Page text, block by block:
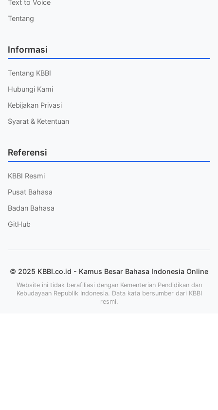
Text to Voice
Tentang
Informasi
Tentang KBBI
Hubungi Kami
Kebijakan Privasi
Syarat & Ketentuan
Referensi
KBBI Resmi
Pusat Bahasa
Badan Bahasa
GitHub
© 2025 KBBI.co.id - Kamus Besar Bahasa Indonesia Online
Website ini tidak berafiliasi dengan Kementerian Pendidikan dan
Kebudayaan Republik Indonesia. Data kata bersumber dari KBBI
resmi.